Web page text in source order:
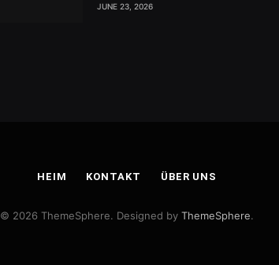
JUNE 23, 2026
HEIM KONTAKT ÜBER UNS
© 2026 ThemeSphere. Designed by ThemeSphere.